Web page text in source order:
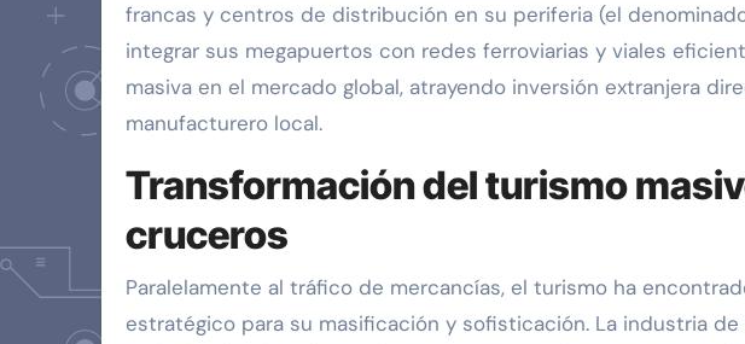
francas y centros de distribución en su periferia (el
integrar sus megapuertos con redes ferroviarias y viales
masiva en el mercado global, atrayendo inversión extranjera
manufacturero local.
Transformación del turismo
cruceros
Paralelamente al tráfico de mercancías, el turismo ha
estratégico para su masificación y sofisticación. La industria